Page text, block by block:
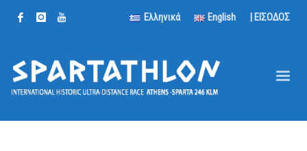
Ελληνικά English | ΕΙΣΟΔΟΣ